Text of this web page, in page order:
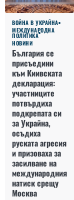
ВОЙНА В УКРАЙНА
МЕЖДУНАРОДНА
ПОЛИТИКА
НОВИНИ
България се
присъедини
към Киивската
декларация:
участниците
потвърдиха
подкрепата си
за Украйна,
осъдиха
руската агресия
и призоваха за
засилване на
международния
натиск срещу
Москва